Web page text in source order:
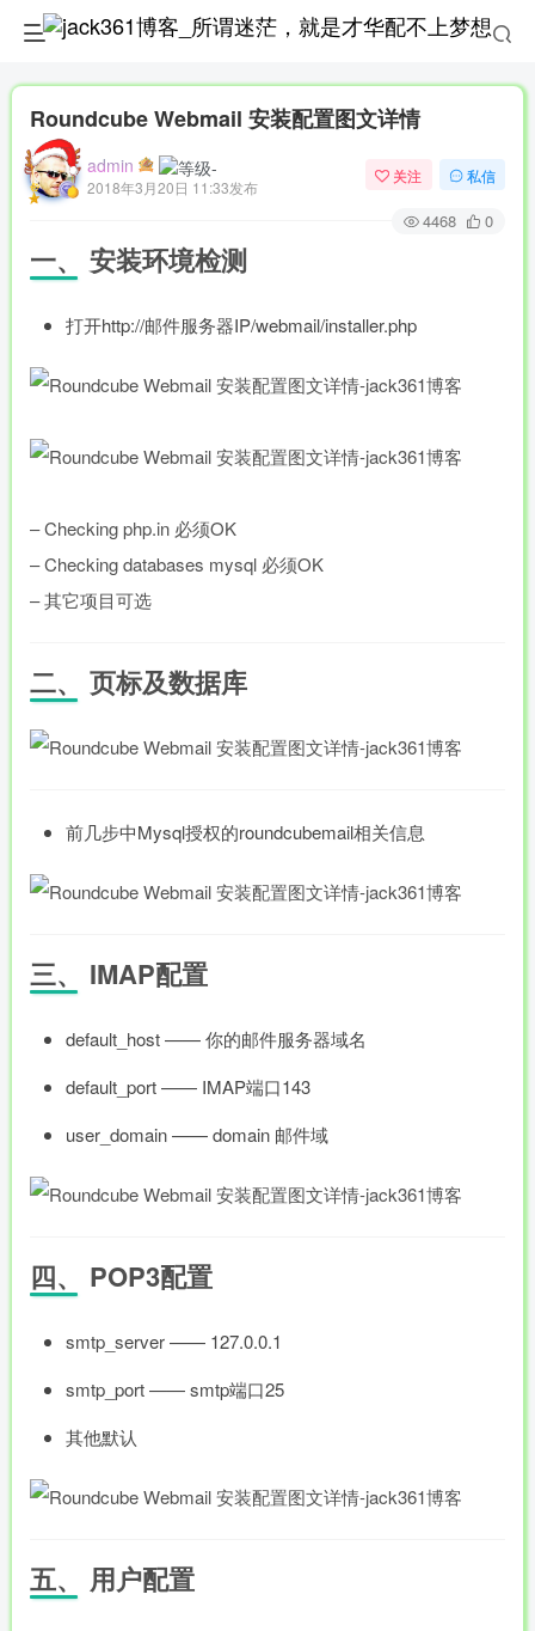
Roundcube Webmail 安装配置图文详情
admin
2018年3月20日 11:33发布
关注 私信
4468 0
一、 安装环境检测
打开http://邮件服务器IP/webmail/installer.php
– Checking php.in 必须OK
– Checking databases mysql 必须OK
– 其它项目可选
二、 页标及数据库
前几步中Mysql授权的roundcubemail相关信息
三、 IMAP配置
default_host —— 你的邮件服务器域名
default_port —— IMAP端口143
user_domain —— domain 邮件域
四、 POP3配置
smtp_server —— 127.0.0.1
smtp_port —— smtp端口25
其他默认
五、 用户配置